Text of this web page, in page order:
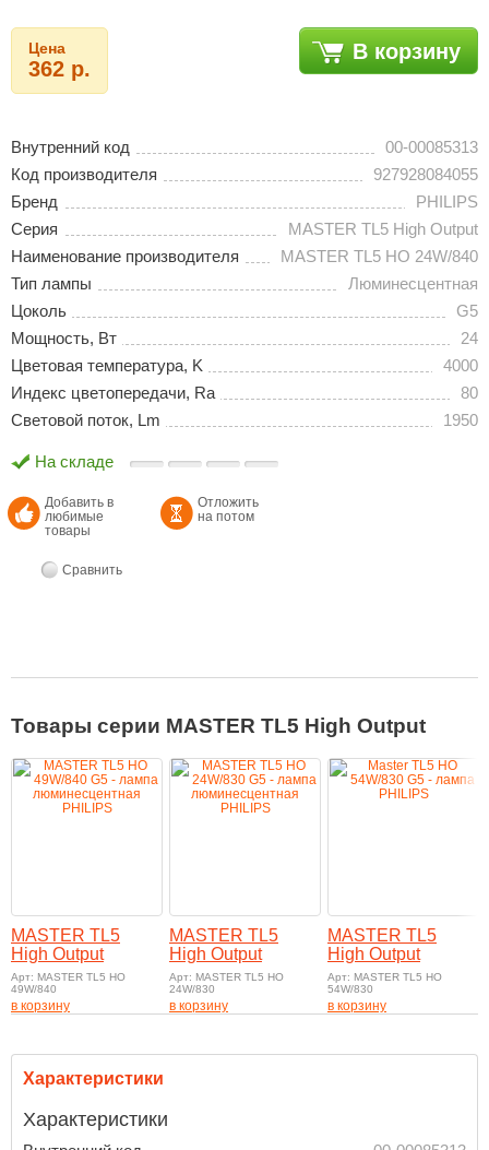
Цена
362 р.
В корзину
Внутренний код
00-00085313
Код производителя
927928084055
Бренд
PHILIPS
Серия
MASTER TL5 High Output
Наименование производителя
MASTER TL5 HO 24W/840
Тип лампы
Люминесцентная
Цоколь
G5
Мощность, Вт
24
Цветовая температура, K
4000
Индекс цветопередачи, Ra
80
Световой поток, Lm
1950
На складе
Добавить в
любимые
товары
Отложить
на потом
Сравнить
Товары серии MASTER TL5 High Output
MASTER TL5
High Output
Арт: MASTER TL5 HO
49W/840
в корзину
MASTER TL5
High Output
Арт: MASTER TL5 HO
24W/830
в корзину
MASTER TL5
High Output
Арт: MASTER TL5 HO
54W/830
в корзину
Характеристики
Характеристики